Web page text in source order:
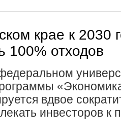
крае к 2030
100% отходов
вдвое
инвесторов к